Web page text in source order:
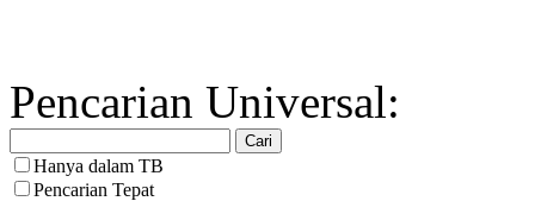
Pencarian Universal:
Hanya dalam TB
Pencarian Tepat